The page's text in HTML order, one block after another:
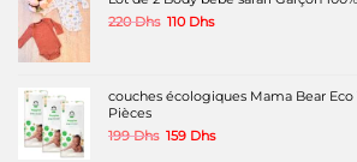
220Dhs Le
220 Dhs.
110 DhsLe
couches écologiques Mama Bear Eco
Pièces
199Dhs Le
159 DhsLe